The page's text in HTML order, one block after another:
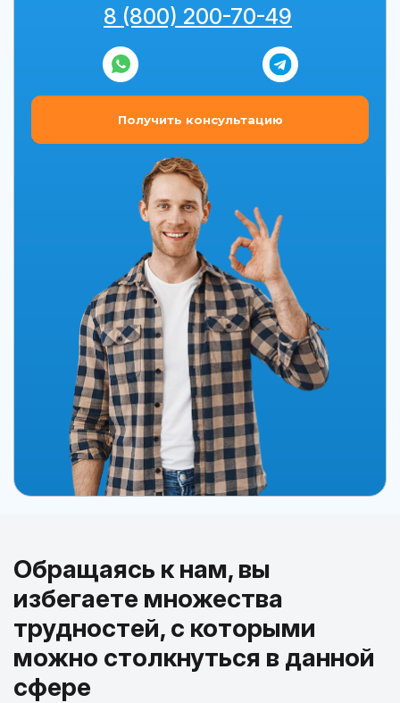
8 (800) 200-70-49
Получить консультацию
Обращаясь к нам, вы
избегаете множества
трудностей, с которыми
можно столкнуться в данной
сфере